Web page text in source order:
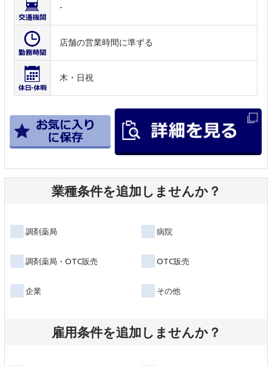
-
店舗の営業時間に準ずる
木・日祝
業種条件を追加しませんか？
調剤薬局 病院
調剤薬局・OTC販売 OTC販売
企業 その他
雇用条件を追加しませんか？